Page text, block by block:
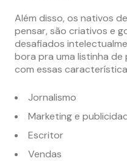
Além disso, os nativos
pensar, são criativos e
desafiados
bora pra uma listinha
com essas
Jornalismo
Marketing e
Escritor
Vendas